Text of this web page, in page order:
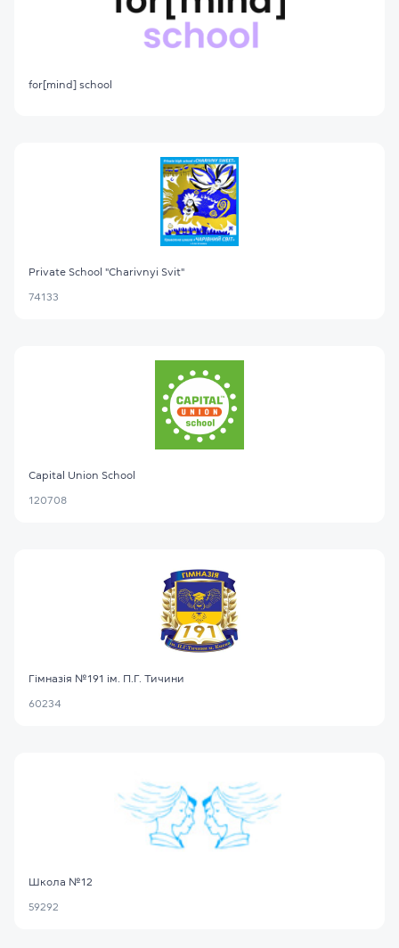
for[mind] school
Private School "Charivnyi Svit"
74133
Capital Union School
120708
Гімназія №191 ім. П.Г. Тичини
60234
Школа №12
59292